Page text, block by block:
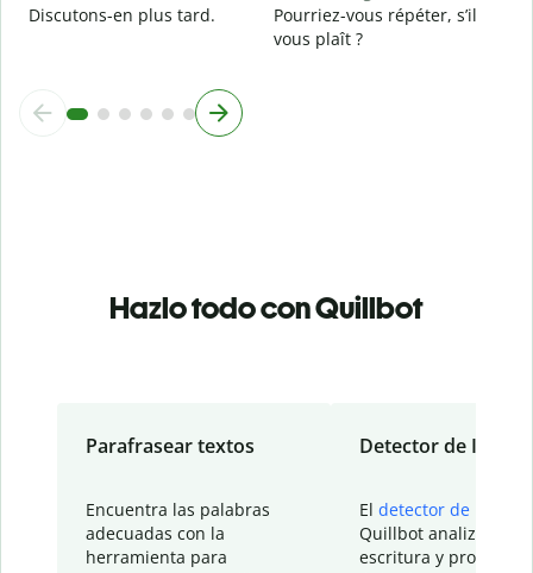
Discutons-en plus tard.
Pourriez-vous répéter, s’il
vous plaît ?
Hazlo todo con Quillbot
Parafrasear textos
Encuentra las palabras
adecuadas con la
herramienta para
Detector de IA
El detector de IA
Quillbot analiza tu
escritura y